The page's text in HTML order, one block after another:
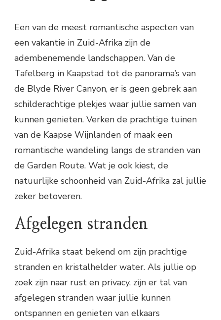
Een van de meest romantische aspecten van
een vakantie in Zuid-Afrika zijn de
adembenemende landschappen. Van de
Tafelberg in Kaapstad tot de panorama’s van
de Blyde River Canyon, er is geen gebrek aan
schilderachtige plekjes waar jullie samen van
kunnen genieten. Verken de prachtige tuinen
van de Kaapse Wijnlanden of maak een
romantische wandeling langs de stranden van
de Garden Route. Wat je ook kiest, de
natuurlijke schoonheid van Zuid-Afrika zal jullie
zeker betoveren.
Afgelegen stranden
Zuid-Afrika staat bekend om zijn prachtige
stranden en kristalhelder water. Als jullie op
zoek zijn naar rust en privacy, zijn er tal van
afgelegen stranden waar jullie kunnen
ontspannen en genieten van elkaars